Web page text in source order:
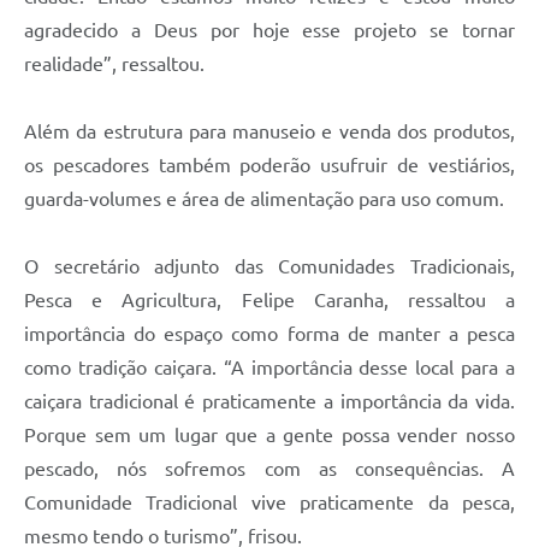
agradecido a Deus por hoje esse projeto se tornar
realidade”, ressaltou.
Além da estrutura para manuseio e venda dos produtos,
os pescadores também poderão usufruir de vestiários,
guarda-volumes e área de alimentação para uso comum.
O secretário adjunto das Comunidades Tradicionais,
Pesca e Agricultura, Felipe Caranha, ressaltou a
importância do espaço como forma de manter a pesca
como tradição caiçara. “A importância desse local para a
caiçara tradicional é praticamente a importância da vida.
Porque sem um lugar que a gente possa vender nosso
pescado, nós sofremos com as consequências. A
Comunidade Tradicional vive praticamente da pesca,
mesmo tendo o turismo”, frisou.